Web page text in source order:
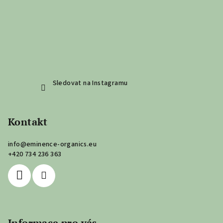
Sledovat na Instagramu
Kontakt
info@eminence-organics.eu
+420 734 236 363